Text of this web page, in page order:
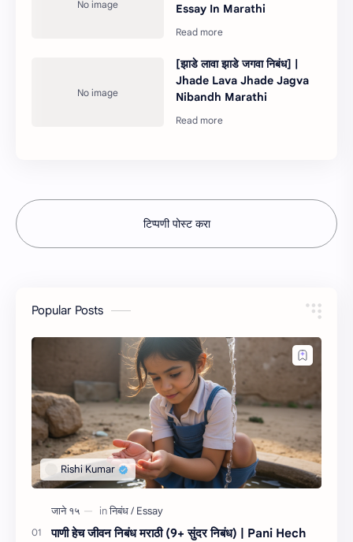
Essay In Marathi
[झाडे लावा झाडे जगवा निबंध] |
Jhade Lava Jhade Jagva
Nibandh Marathi
टिप्पणी पोस्ट करा
Popular Posts
पाणी हेच जीवन निबंध मराठी (9+ सुंदर निबंध) | Pani Hech